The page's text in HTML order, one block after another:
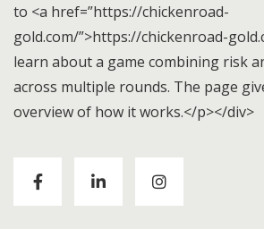
to <a href=”https://chickenroad-
gold.com/”>https://chickenroad-
learn about a game combining risk
across multiple rounds. The page
overview of how it works.</p></div>
about a game combining risk and